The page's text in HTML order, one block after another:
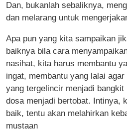
Dan, bukanlah sebaliknya,
dan melarang untuk
Apa pun yang kita sampaikan
baiknya bila cara
nasihat, kita harus membantu
ingat, membantu yang lalai
yang tergelincir menjadi
dosa menjadi bertobat. Intinya,
baik, tentu akan melahirkan
mustaan